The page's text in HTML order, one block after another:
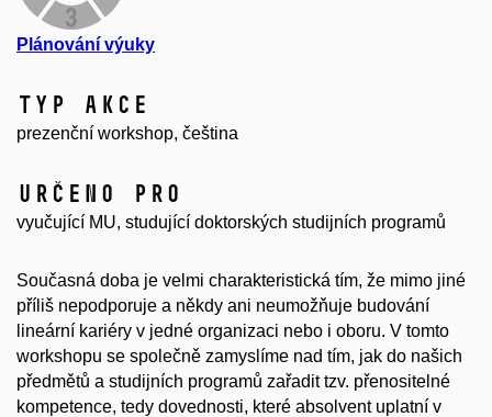
Plánování výuky
Typ akce
prezenční workshop, čeština
Určeno pro
vyučující MU, studující doktorských studijních programů
Současná doba je velmi charakteristická tím, že mimo jiné
příliš nepodporuje a někdy ani neumožňuje budování
lineární kariéry v jedné organizaci nebo i oboru. V tomto
workshopu se společně zamyslíme nad tím, jak do našich
předmětů a studijních programů zařadit tzv. přenositelné
kompetence, tedy dovednosti, které absolvent uplatní v